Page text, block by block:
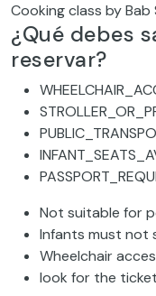
Cooking class by Bab
¿Qué debes
reservar?
Not suitable for
Infants must not
Wheelchair
look for the